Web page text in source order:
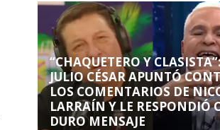
“CHAQUETERO Y
JULIO CÉSAR APUNTÓ
LOS COMENTARIOS DE
LARRAÍN Y LE RESPONDIÓ
DURO MENSAJE